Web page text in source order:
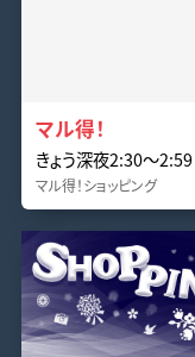
マル得！
きょう深夜2:30〜2:59
マル得！ショッピング